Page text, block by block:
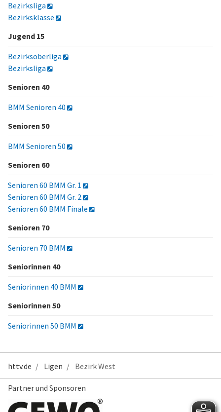
Bezirksliga
Bezirksklasse
Jugend 15
Bezirksoberliga
Bezirksliga
Senioren 40
BMM Senioren 40
Senioren 50
BMM Senioren 50
Senioren 60
Senioren 60 BMM Gr. 1
Senioren 60 BMM Gr. 2
Senioren 60 BMM Finale
Senioren 70
Senioren 70 BMM
Seniorinnen 40
Seniorinnen 40 BMM
Seniorinnen 50
Seniorinnen 50 BMM
httv.de Ligen Bezirk West
Partner und Sponsoren